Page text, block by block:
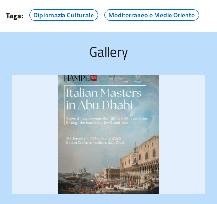
Tags:
Diplomazia Culturale Mediterraneo e Medio Oriente
Gallery